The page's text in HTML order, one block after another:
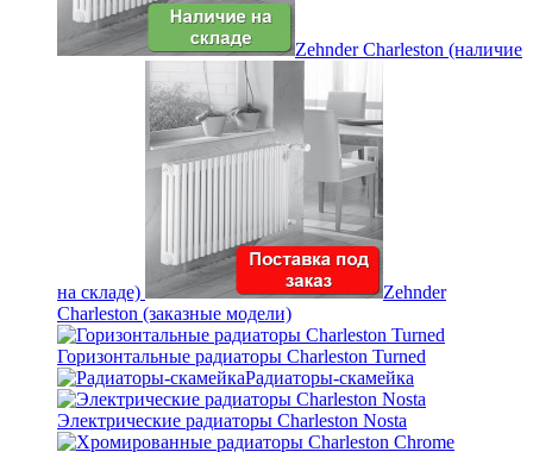
Zehnder Charleston (наличие
на складе)
Zehnder
Charleston (заказные модели)
Горизонтальные радиаторы Charleston Turned
Радиаторы-скамейка
Электрические радиаторы Charleston Nosta